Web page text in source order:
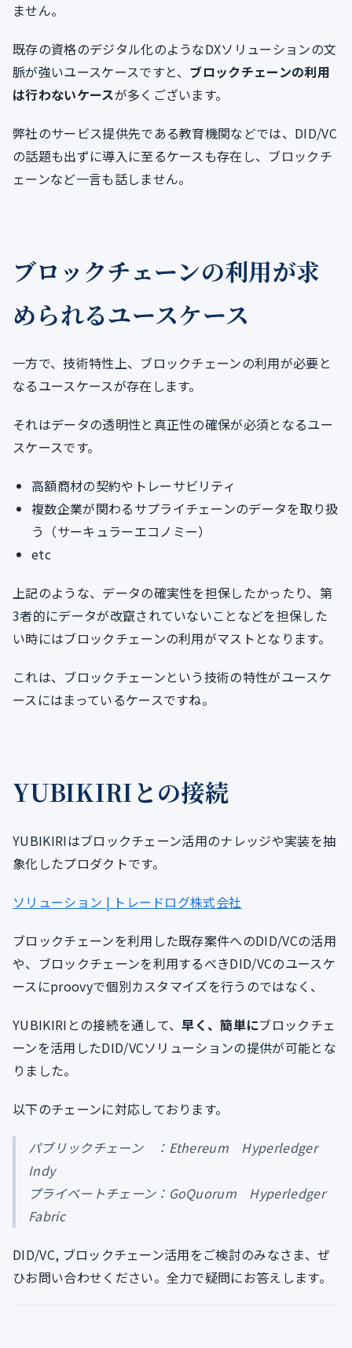
ません。
既存の資格のデジタル化のようなDXソリューションの文
脈が強いユースケースですと、 ブロックチェーンの利用
は行わないケースが多くございます。
弊社のサービス提供先である教育機関などでは、DID/VC
の話題も出ずに導入に至るケースも存在し、ブロックチ
ェーンなど一言も話しません。
ブロックチェーンの利用が求
められるユースケース
一方で、技術特性上、ブロックチェーンの利用が必要と
なるユースケースが存在します。
それはデータの透明性と真正性の確保が必須となるユー
スケースです。
高額商材の契約やトレーサビリティ
複数企業が関わるサプライチェーンのデータを取り扱
う（サーキュラーエコノミー）
etc
上記のような、データの確実性を担保したかったり、第
3者的にデータが改竄されていないことなどを担保した
い時にはブロックチェーンの利用がマストとなります。
これは、ブロックチェーンという技術の特性がユースケ
ースにはまっているケースですね。
YUBIKIRIとの接続
YUBIKIRIはブロックチェーン活用のナレッジや実装を抽
象化したプロダクトです。
ソリューション | トレードログ株式会社
ブロックチェーンを利用した既存案件へのDID/VCの活用
や、ブロックチェーンを利用するべきDID/VCのユースケ
ースにproovyで個別カスタマイズを行うのではなく、
YUBIKIRIとの接続を通して、早く、簡単にブロックチェ
ーンを活用したDID/VCソリューションの提供が可能とな
りました。
以下のチェーンに対応しております。
パブリックチェーン ：Ethereum Hyperledger
Indy
プライベートチェーン：GoQuorum Hyperledger
Fabric
DID/VC, ブロックチェーン活用をご検討のみなさま、ぜ
ひお問い合わせください。全力で疑問にお答えします。